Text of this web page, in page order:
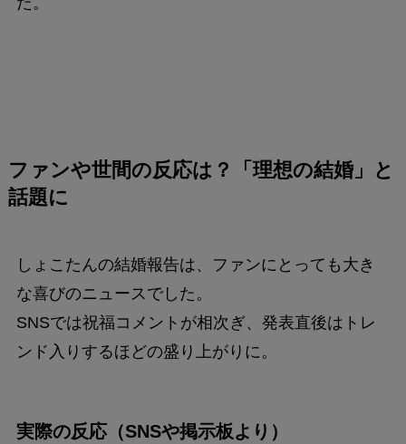
ファンや世間の反応は？「理想の結婚」と
話題に
しょこたんの結婚報告は、ファンにとっても大き
な喜びのニュースでした。
SNSでは祝福コメントが相次ぎ、発表直後はトレ
ンド入りするほどの盛り上がりに。
実際の反応（SNSや掲示板より）